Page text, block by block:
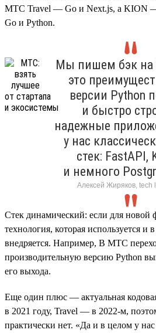
МТС Travel — Go и Next.js, а KION —
Go и Python.
Мы пишем бэк на
это
версии Python
и быстро
надежные
у нас
стек: FastAPI,
и немного
Алексей Жиряков,
Стек динамический: если для новой
технология, которая используется
внедряется. Например, В МТС
производительную версию Python
его выхода.
Еще один плюс — актуальная
в 2021 году, Travel — в 2022-м,
практически нет. «Да и в целом у